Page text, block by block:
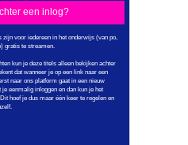
zijn voor iedereen in het onderwijs (van po,
gratis te streamen.
kun je deze titels alleen bekijken achter
dat wanneer je op een link naar een
naar ons platform gaat in een nieuw
eenmalig inloggen en dan kun je het
hoef je dus maar één keer te regelen en
een inlog?